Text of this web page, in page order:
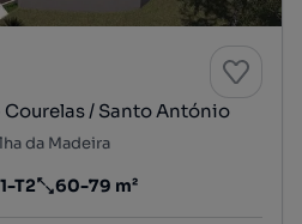
Courelas / Santo António
da Madeira
empreendimento imobiliário
T2 60-79 m²